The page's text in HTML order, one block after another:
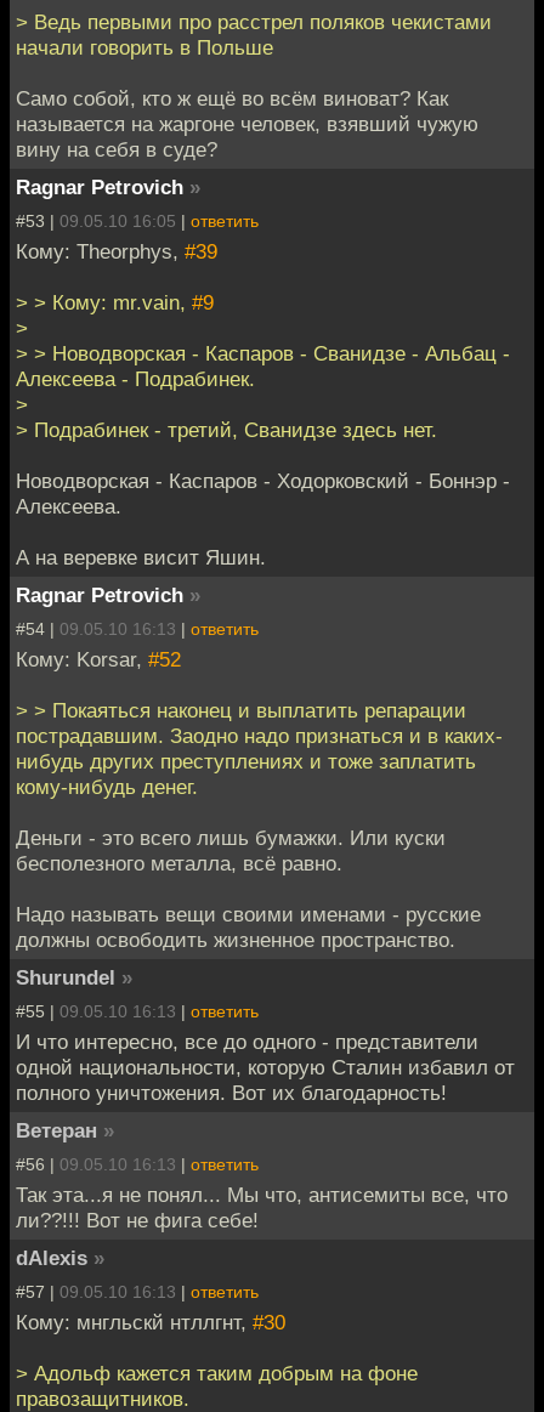
> Ведь первыми про расстрел поляков чекистами
начали говорить в Польше
Само собой, кто ж ещё во всём виноват? Как
называется на жаргоне человек, взявший чужую
вину на себя в суде?
Ragnar Petrovich »
#53 | 09.05.10 16:05 | ответить
Кому: Theorphys, #39
> > Кому: mr.vain, #9
>
> > Новодворская - Каспаров - Сванидзе - Альбац -
Алексеева - Подрабинек.
>
> Подрабинек - третий, Сванидзе здесь нет.
Новодворская - Каспаров - Ходорковский - Боннэр -
Алексеева.
А на веревке висит Яшин.
Ragnar Petrovich »
#54 | 09.05.10 16:13 | ответить
Кому: Korsar, #52
> > Покаяться наконец и выплатить репарации
пострадавшим. Заодно надо признаться и в каких-
нибудь других преступлениях и тоже заплатить
кому-нибудь денег.
Деньги - это всего лишь бумажки. Или куски
бесполезного металла, всё равно.
Надо называть вещи своими именами - русские
должны освободить жизненное пространство.
Shurundel »
#55 | 09.05.10 16:13 | ответить
И что интересно, все до одного - представители
одной национальности, которую Сталин избавил от
полного уничтожения. Вот их благодарность!
Ветеран »
#56 | 09.05.10 16:13 | ответить
Так эта...я не понял... Мы что, антисемиты все, что
ли??!!! Вот не фига себе!
dAlexis »
#57 | 09.05.10 16:13 | ответить
Кому: мнгльскй нтллгнт, #30
> Адольф кажется таким добрым на фоне
правозащитников.